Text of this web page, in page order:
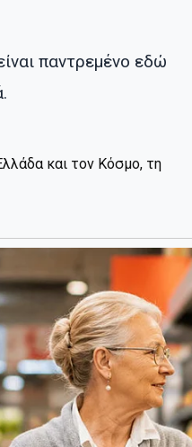
παντρεμένο εδώ
και τον Κόσμο, τη